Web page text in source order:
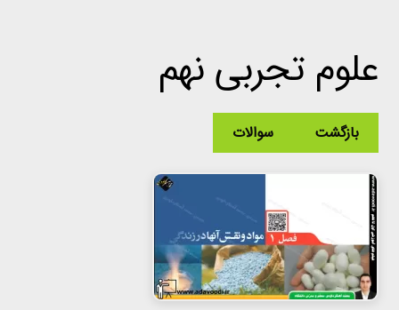
علوم تجربی نهم
بازگشت سوالات